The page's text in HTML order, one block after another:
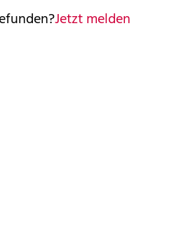
Jetzt melden